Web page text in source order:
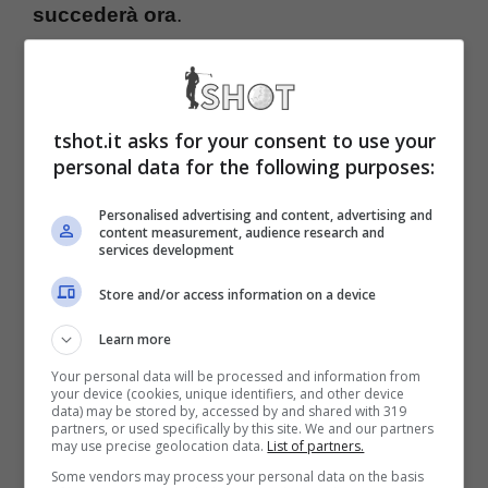
succederà ora.
Superlega, Platini ha le idee
chiare: l’attacco diretto
Finalmente ecco la nuova verità annunciata
dall’ex campione francese della Juventus,
che ha attaccato duramente Ceferin e non
solo.
tshot.it asks for your consent to use your
personal data for the following purposes:
Personalised advertising and content, advertising and
content measurement, audience research and
services development
Store and/or access information on a device
Learn more
Your personal data will be processed and information from
your device (cookies, unique identifiers, and other device
data) may be stored by, accessed by and shared with 319
partners, or used specifically by this site. We and our partners
may use precise geolocation data. List of partners.
Some vendors may process your personal data on the basis